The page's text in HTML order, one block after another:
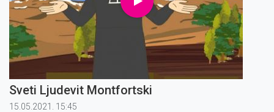
Sveti Ljudevit Montfortski
15.05.2021. 15:45